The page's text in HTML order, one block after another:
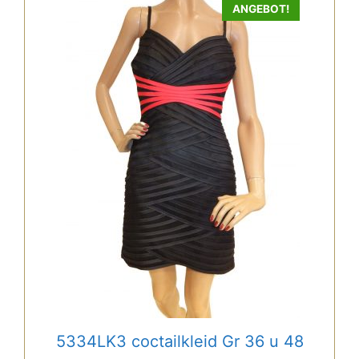
ANGEBOT!
5334LK3 coctailkleid Gr 36 u 48